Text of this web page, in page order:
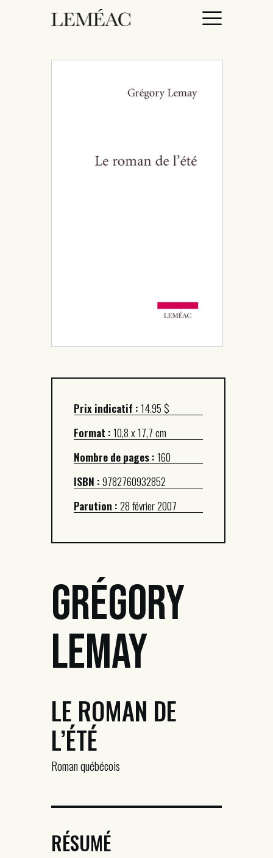
Prix indicatif :14.95 $
Format :10,8 x 17,7 cm
Nombre de pages :160
ISBN :9782760932852
Parution :28 février 2007
Grégory
Lemay
LE ROMAN DE
L’ÉTÉ
Roman québécois
RÉSUMÉ